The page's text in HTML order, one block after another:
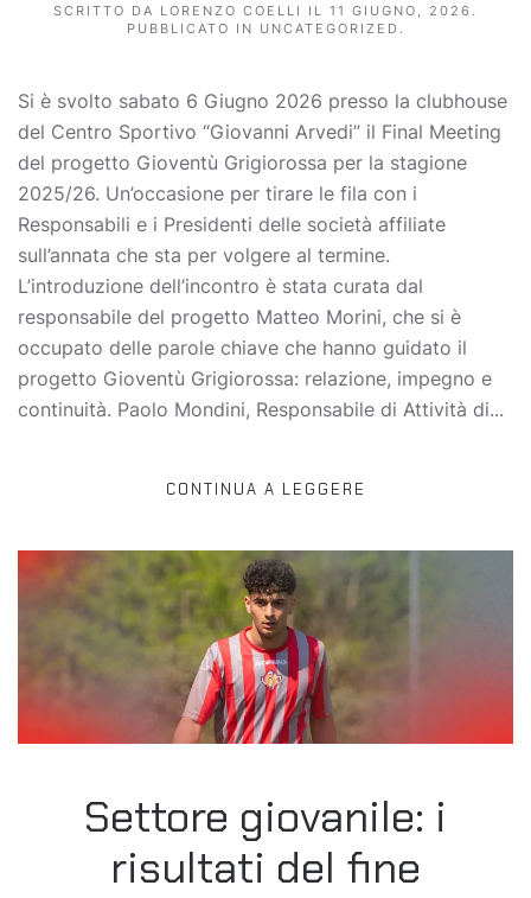
SCRITTO DA LORENZO COELLI IL 11 GIUGNO, 2026 .
PUBBLICATO IN UNCATEGORIZED .
Si è svolto sabato 6 Giugno 2026 presso la clubhouse
del Centro Sportivo “Giovanni Arvedi” il Final Meeting
del progetto Gioventù Grigiorossa per la stagione
2025/26. Un’occasione per tirare le fila con i
Responsabili e i Presidenti delle società affiliate
sull’annata che sta per volgere al termine.
L’introduzione dell’incontro è stata curata dal
responsabile del progetto Matteo Morini, che si è
occupato delle parole chiave che hanno guidato il
progetto Gioventù Grigiorossa: relazione, impegno e
continuità. Paolo Mondini, Responsabile di Attività di...
CONTINUA A LEGGERE
Settore giovanile: i
risultati del fine